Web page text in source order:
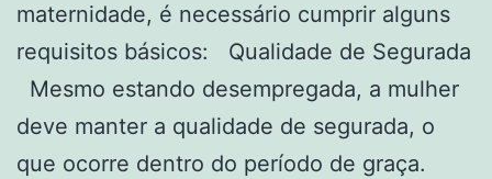
maternidade, é necessário cumprir alguns
requisitos básicos: Qualidade de Segurada
Mesmo estando desempregada, a mulher
deve manter a qualidade de segurada, o
que ocorre dentro do período de graça.